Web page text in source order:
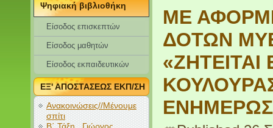
Ψηφιακή βιβλιοθήκη
Είσοδος επισκεπτών
Eίσοδος μαθητών
Είσοδος εκπαιδευτικών
ΕΞ' ΑΠΟΣΤΑΣΕΩΣ ΕΚΠ/ΣΗ
Ανακοινώσεις//Μένουμε
σπίτι
ΜΕ
ΔΟΤΩΝ
«ΖΗΤΕΙΤΑΙ